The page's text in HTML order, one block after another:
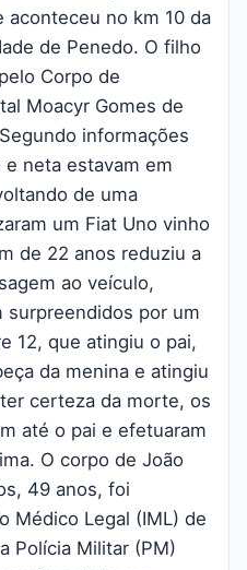
no km 10 da
de Penedo. O filho
Corpo de
Moacyr Gomes de
informações
neta estavam em
de uma
um Fiat Uno vinho
de 22 anos reduziu a
ao veículo,
surpreendidos por um
12, que atingiu o pai,
da menina e atingiu
certeza da morte, os
até o pai e efetuaram
O corpo de João
49 anos, foi
Médico Legal (IML) de
Polícia Militar (PM)